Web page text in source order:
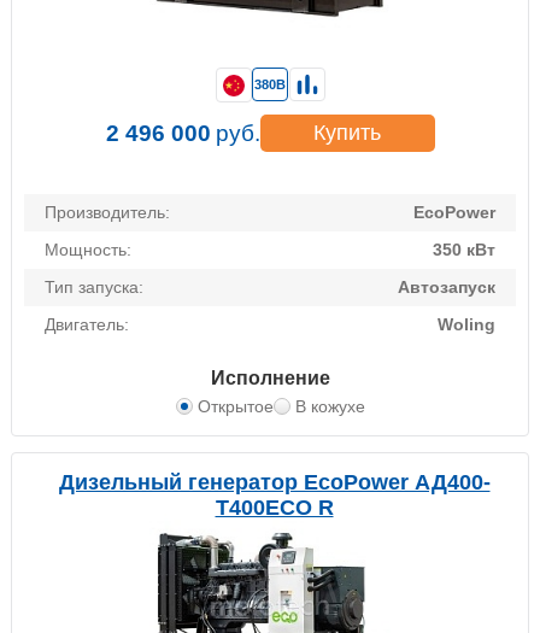
Производитель:
EcoPower
Мощность:
350 кВт
Тип запуска:
Автозапуск
Двигатель:
Woling
Исполнение
Открытое В кожухе
380В
2 496 000 руб. Купить
Дизельный генератор EcoPower АД400-
T400ECO R